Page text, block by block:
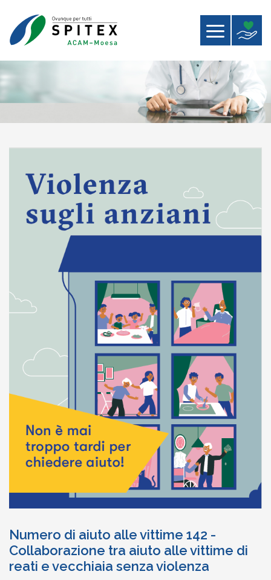
Numero di aiuto alle vittime 142 -
Collaborazione tra aiuto alle vittime di
reati e vecchiaia senza violenza